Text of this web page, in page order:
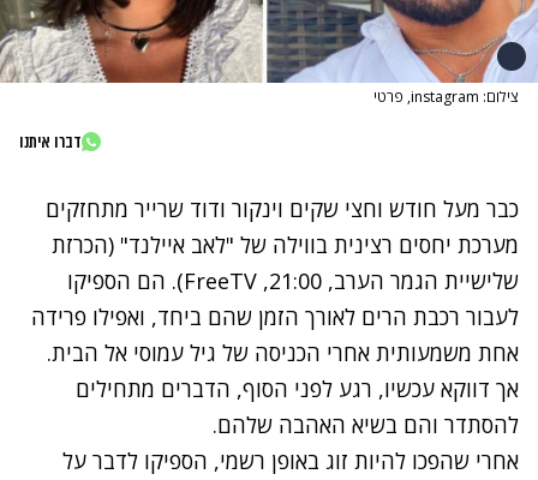
צילום: instagram, פרטי
דברו איתנו
כבר מעל חודש וחצי שקים וינקור ודוד שרייר מתחזקים
מערכת יחסים רצינית בווילה של "לאב איילנד" (הכרזת
שלישיית הגמר הערב, 21:00,
FreeTV). הם הספיקו
לעבור רכבת הרים לאורך הזמן שהם ביחד, ואפילו פרידה
אחת משמעותית אחרי הכניסה של גיל עמוסי אל הבית.
אך דווקא עכשיו, רגע לפני הסוף, הדברים מתחילים
להסתדר והם בשיא האהבה שלהם.
אחרי שהפכו להיות זוג באופן רשמי, הספיקו לדבר על